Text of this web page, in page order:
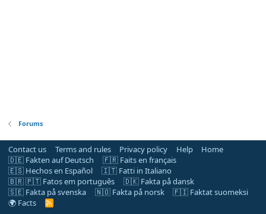
Forums
Contact us Terms and rules Privacy policy Help
Home
🇩🇪 Fakten auf Deutsch
🇫🇷 Faits en français
🇪🇸 Hechos en Español
🇮🇹 Fatti in Italiano
🇧🇷 🇵🇹 Fatos em português
🇩🇰 Fakta på dansk
🇸🇪 Fakta på svenska
🇳🇴 Fakta på norsk
🇫🇮 Faktat suomeksi
🌍 Facts
R